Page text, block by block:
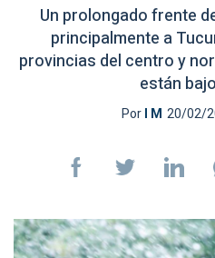
Un prolongado frente
principalmente a
provincias del centro y
están
PorI M 20/02/